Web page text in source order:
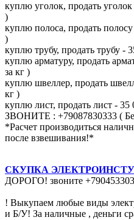
куплю уголок, продать
)
куплю полоса, продать
)
куплю трубу, продать трубу -
куплю арматуру, продать
за кг )
куплю швеллер, продать
кг )
куплю лист, продать лист - 35
ЗВОНИТЕ : +79087830333 (
*Расчет производиться
после взвешивания!*
СКУПКА
ДОРОГО! звоните
! Выкупаем любые виды
и Б/У! За наличные , деньги